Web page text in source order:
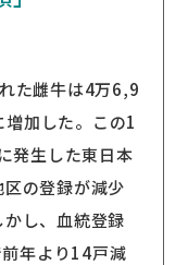
た雌牛は4万6,9
加した。この1
発生した東日本
の登録が減少
し、血統登録
年より14戸減